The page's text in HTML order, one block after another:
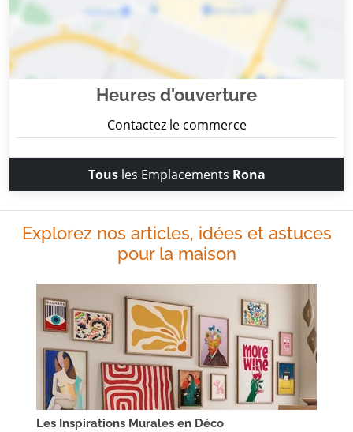
Heures d'ouverture
Contactez le commerce
Tousles Emplacements Rona
Explorez nos articles, idées et astuces
pour la maison
Les Inspirations Murales en Déco